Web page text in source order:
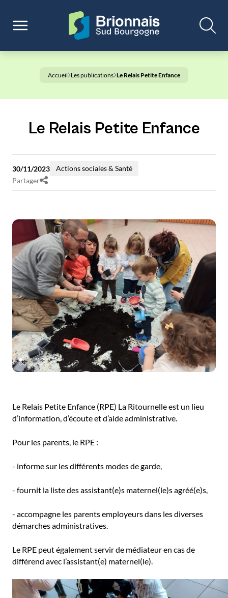
Accueil Les publications Le Relais Petite Enfance
Le Relais Petite Enfance
30/11/2023
Actions sociales & Santé
Partager
Le Relais Petite Enfance (RPE) La Ritournelle est un lieu
d’information, d’écoute et d’aide administrative.
Pour les parents, le RPE :
- informe sur les différents modes de garde,
- fournit la liste des assistant(e)s maternel(le)s agréé(e)s,
- accompagne les parents employeurs dans les diverses
démarches administratives.
Le RPE peut également servir de médiateur en cas de
différend avec l’assistant(e) maternel(le).